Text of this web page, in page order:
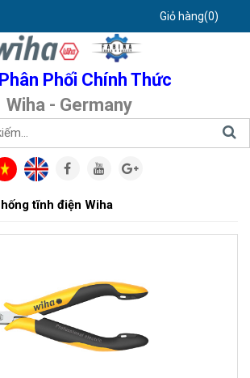
Phối Chính Thức
Wiha - Germany
Giỏ hàng(0)
tĩnh điện Wiha